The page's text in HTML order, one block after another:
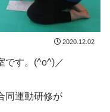
2020.12.02
です。(^o^)／
同運動研修が